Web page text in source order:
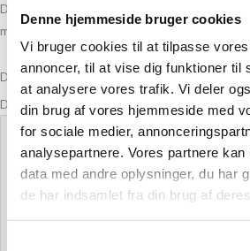
Denne hjemmeside bruger cookies
Vi bruger cookies til at tilpasse
annoncer, til at vise dig funktioner til
at analysere vores trafik. Vi deler
din brug af vores hjemmeside med
for sociale medier,
analysepartnere. Vores partnere
data med andre oplysninger, du har
de har indsamlet fra din brug af
Din e-mailadresse vil ikke blive publiceret.
med
Din bedømmelse
Din anmeldelse